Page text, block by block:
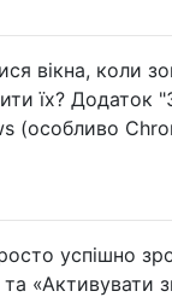
вікна, коли
їх?
(особливо
успішно
«Активувати